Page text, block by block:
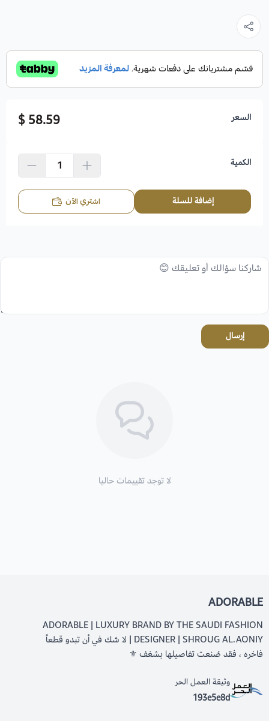
السعر 58.59 $
الكمية
إضافة للسلة اشتري الآن
إرسال
لا توجد تقييمات حاليا
ADORABLE
ADORABLE | LUXURY BRAND BY THE SAUDI FASHION
DESIGNER | SHROUG AL.AONIY | لا شك في أن تبدو قطعاً
فاخره ، فقد صُنعت تفاصيلها بشغف ⚜️
وثيقة العمل الحر
193e5e8d